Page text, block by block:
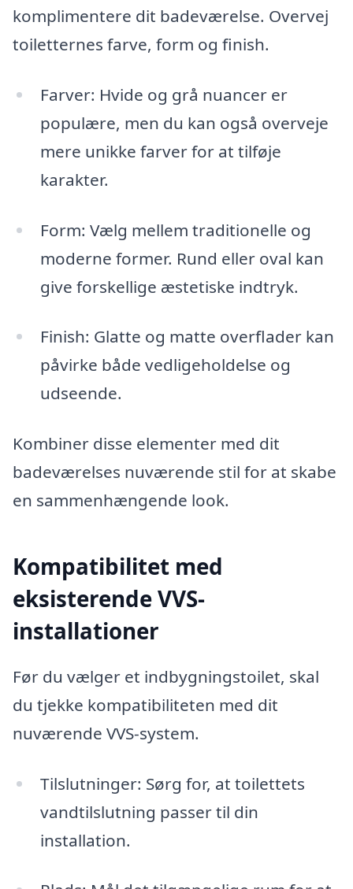
komplimentere dit badeværelse. Overvej
toiletternes farve, form og finish.
Farver: Hvide og grå nuancer er
populære, men du kan også overveje
mere unikke farver for at tilføje
karakter.
Form: Vælg mellem traditionelle og
moderne former. Rund eller oval kan
give forskellige æstetiske indtryk.
Finish: Glatte og matte overflader kan
påvirke både vedligeholdelse og
udseende.
Kombiner disse elementer med dit
badeværelses nuværende stil for at skabe
en sammenhængende look.
Kompatibilitet med
eksisterende VVS-
installationer
Før du vælger et indbygningstoilet, skal
du tjekke kompatibiliteten med dit
nuværende VVS-system.
Tilslutninger: Sørg for, at toilettets
vandtilslutning passer til din
installation.